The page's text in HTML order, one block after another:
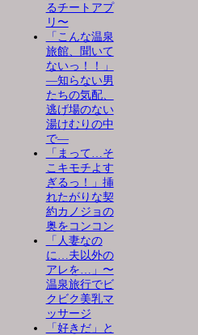
るチートアプ
リ〜
「こんな温泉
旅館、聞いて
ないっ！！」
―知らない男
たちの気配、
逃げ場のない
湯けむりの中
で―
「まって…そ
こキモチよす
ぎるっ！」挿
れたがりな契
約カノジョの
奥をコンコン
「人妻なの
に…夫以外の
アレを…」〜
温泉旅行でビ
クビク美乳マ
ッサージ
「好きだ」と